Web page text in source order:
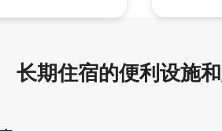
长期住宿的便利设施